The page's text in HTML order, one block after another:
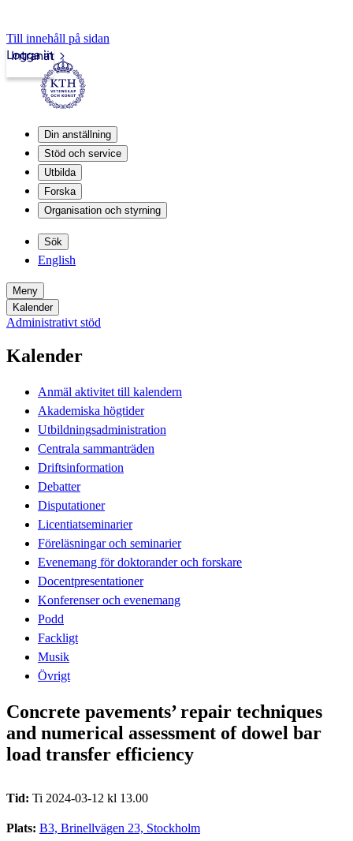
Till innehåll på sidan
Intranät
Logga in
Din anställning
Stöd och service
Utbilda
Forska
Organisation och styrning
Sök
English
Meny
Kalender
Administrativt stöd
Kalender
Anmäl aktivitet till kalendern
Akademiska högtider
Utbildningsadministration
Centrala sammanträden
Driftsinformation
Debatter
Disputationer
Licentiatseminarier
Föreläsningar och seminarier
Evenemang för doktorander och forskare
Docentpresentationer
Konferenser och evenemang
Podd
Fackligt
Musik
Övrigt
Concrete pavements’ repair techniques
and numerical assessment of dowel bar
load transfer efficiency
Tid: Ti 2024-03-12 kl 13.00
Plats: B3, Brinellvägen 23, Stockholm